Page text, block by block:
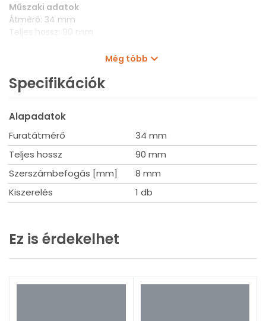
Műszaki adatok
Átmérő: 34 mm
Teljes hossz: 90 mm
Még több
Specifikációk
Alapadatok
Furatátmérő
34 mm
Teljes hossz
90 mm
Szerszámbefogás [mm]
8 mm
Kiszerelés
1 db
Ez is érdekelhet